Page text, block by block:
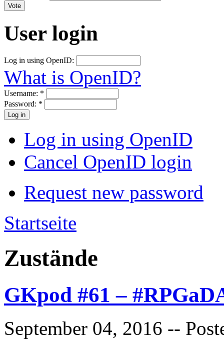
User login
Log in using OpenID:
What is OpenID?
Username: *
Password: *
Log in using OpenID
Cancel OpenID login
Request new password
Startseite
Zustände
GKpod #61 –
September 04, 2016 --